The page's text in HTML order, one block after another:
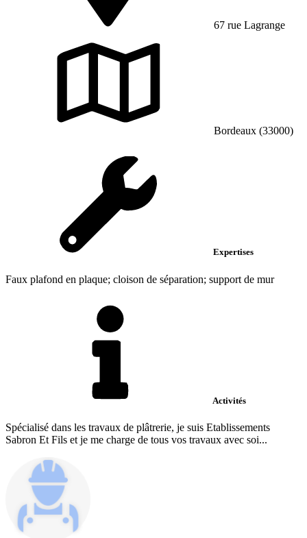
67 rue Lagrange
Bordeaux (33000)
Expertises
Faux plafond en plaque; cloison de séparation; support de mur
Activités
Spécialisé dans les travaux de plâtrerie, je suis Etablissements
Sabron Et Fils et je me charge de tous vos travaux avec soi...